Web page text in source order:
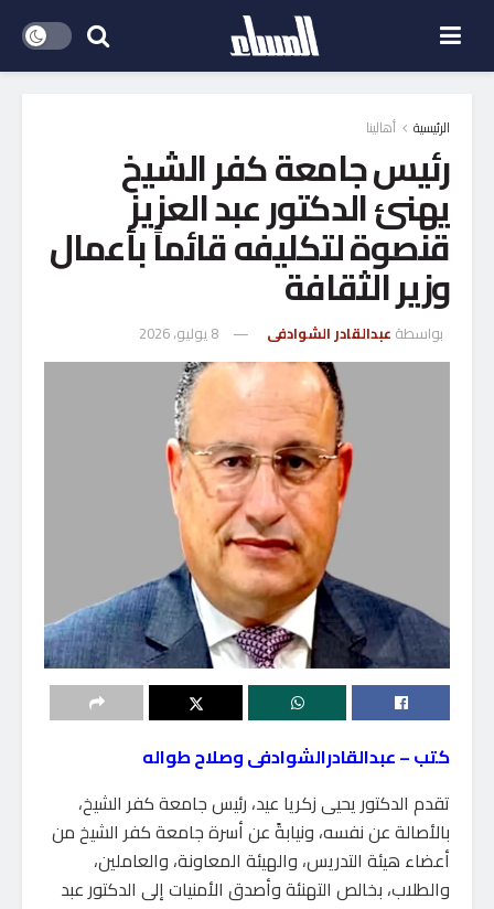
الرئيسية أهالينا
رئيس جامعة كفر الشيخ
يهنئ الدكتور عبد العزيز
قنصوة لتكليفه قائماً بأعمال
وزير الثقافة
بواسطة عبدالقادر الشوادفى 8 يوليو، 2026
كتب – عبدالقادرالشوادفى وصلاح طواله
تقدم الدكتور يحيى زكريا عيد، رئيس جامعة كفر الشيخ،
بالأصالة عن نفسه، ونيابةً عن أسرة جامعة كفر الشيخ من
أعضاء هيئة التدريس، والهيئة المعاونة، والعاملين،
والطلاب، بخالص التهنئة وأصدق الأمنيات إلى الدكتور عبد